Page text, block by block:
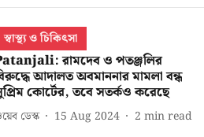
স্বাস্থ্য ও চিকিৎসা
রামদেব ও পতঞ্জলির
আদালত অবমাননার মামলা বন্ধ
কোর্টের, তবে সতর্কও করেছে
ডেস্ক 15 Aug 2024 2 min read